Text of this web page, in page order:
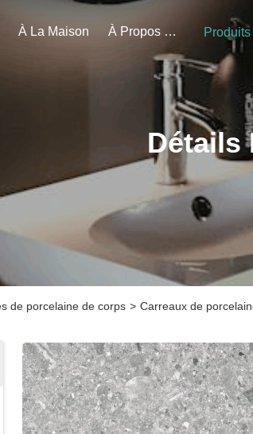
À La Maison À Propos De Nous Produits
Détails
de porcelaine de corps > Carreaux de